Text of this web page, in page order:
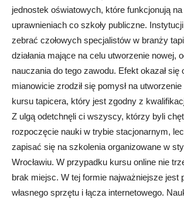
jednostek oświatowych, które funkcjonują
uprawnieniach co szkoły publiczne. Instytucji
zebrać czołowych specjalistów w branży
działania mające na celu utworzenie nowej,
nauczania do tego zawodu. Efekt okazał się
mianowicie zrodził się pomysł na
kursu tapicera, który jest zgodny z
Z ulgą odetchnęli ci wszyscy, którzy byli
rozpoczęcie nauki w trybie stacjonarnym,
zapisać się na szkolenia organizowane w
Wrocławiu. W przypadku kursu online nie
brak miejsc. W tej formie najważniejsze jest
własnego sprzętu i łącza internetowego.